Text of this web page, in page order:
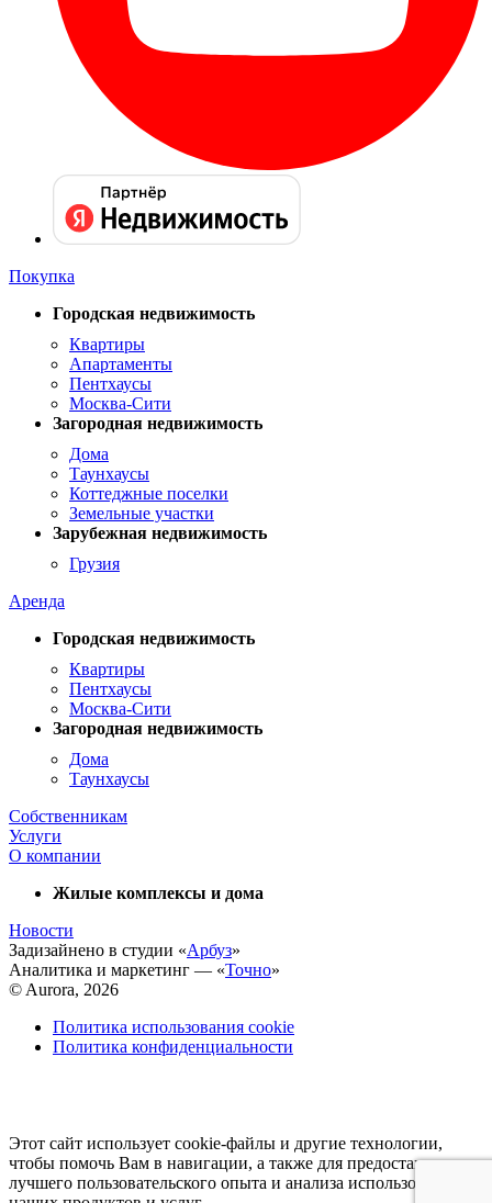
Покупка
Городская недвижимость
Квартиры
Апартаменты
Пентхаусы
Москва-Сити
Загородная недвижимость
Дома
Таунхаусы
Коттеджные поселки
Земельные участки
Зарубежная недвижимость
Грузия
Аренда
Городская недвижимость
Квартиры
Пентхаусы
Москва-Сити
Загородная недвижимость
Дома
Таунхаусы
Собственникам
Услуги
О компании
Жилые комплексы и дома
Новости
Задизайнено в студии «Арбуз»
Аналитика и маркетинг — «Точно»
© Aurora, 2026
Политика использования cookie
Политика конфиденциальности
Этот сайт использует cookie-файлы и другие технологии,
чтобы помочь Вам в навигации, а также для предоставления
лучшего пользовательского опыта и анализа использования